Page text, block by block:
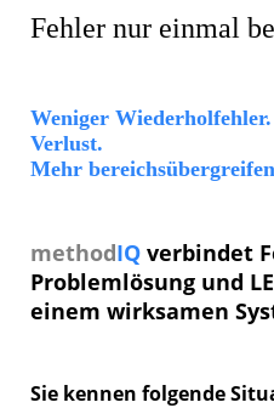
Fehler nur einmal
Weniger
Verlust.
Mehr
methodIQ verbindet
Problemlösung und
einem wirksamen
Sie kennen folgende